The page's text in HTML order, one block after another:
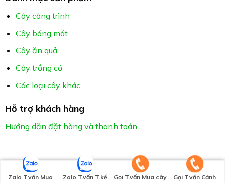
Cây công trình
Cây bóng mát
Cây ăn quả
Cây trồng cỏ
Các loại cây khác
Hỗ trợ khách hàng
Hướng dẫn đặt hàng và thanh toán
Zalo T.vấn Mua
Zalo T.vấn T.kế
Gọi T.vấn Mua cây
Gọi T.vấn Cảnh